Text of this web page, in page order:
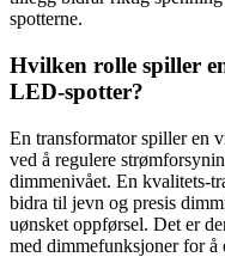
spotterne.
Hvilken rolle spiller
LED-spotter?
En transformator spiller en
ved å regulere
dimmenivået. En kvalitets-
bidra til jevn og presis
uønsket oppførsel. Det er
med dimmefunksjoner for